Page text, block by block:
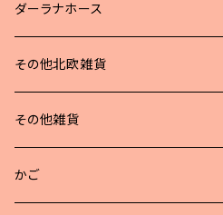
ダーラナホース
その他北欧雑貨
その他雑貨
かご